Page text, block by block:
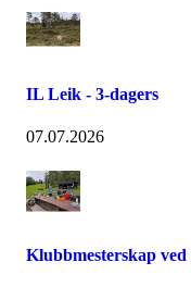
IL Leik - 3-dagers
07.07.2026
Klubbmesterskap